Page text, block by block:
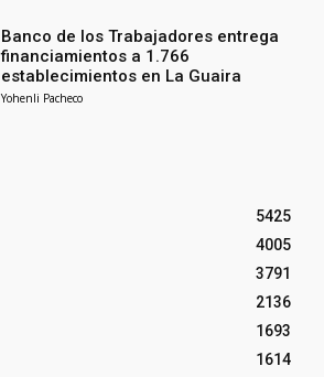
Banco de los Trabajadores entrega
financiamientos a 1.766
establecimientos en La Guaira
Yohenli Pacheco
5425
4005
3791
2136
1693
1614